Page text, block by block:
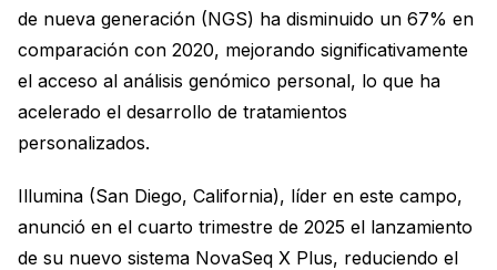
de nueva generación (NGS) ha disminuido un 67% en
comparación con 2020, mejorando significativamente
el acceso al análisis genómico personal, lo que ha
acelerado el desarrollo de tratamientos
personalizados.
Illumina (San Diego, California), líder en este campo,
anunció en el cuarto trimestre de 2025 el lanzamiento
de su nuevo sistema NovaSeq X Plus, reduciendo el